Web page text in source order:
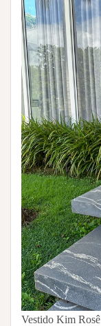
Vestido Kim Rosê